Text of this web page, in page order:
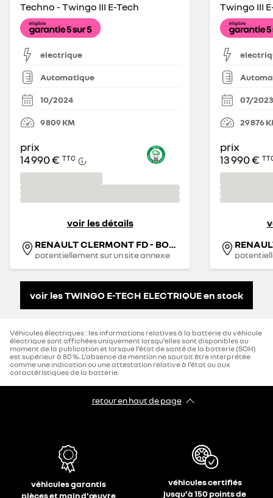
Techno - Twingo III E-Tech
electrique
Automatique
10/2024
9 809KM
prix
14 990 € TTC
voir les détails
RENAULT CLERMONT FD - BONY AUTOMOBILES
potentiellement sur un site annexe
Twingo III
07/2023
29 876
prix
13 990 €
voir les TWINGO E-TECH ELECTRIQUE en stock
Véhicules électriques : les informations relatives à la batterie du véhicule
électrique sont affichées uniquement lorsqu’elles sont disponibles au
moment de la publication et lorsque l’état de santé de la batterie (SOH)
est supérieur à 80 %. L’absence de mention ne saurait être interprétée
comme une indication ou une attestation relative à l’état ou aux
caractéristiques de la batterie.
retour en haut de page​
véhicules garantis
pièces et main d'œuvre
véhicules certifiés
jusqu'à 150 points de